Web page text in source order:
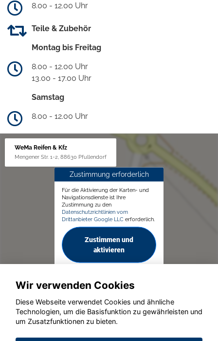
8.00 - 12.00 Uhr
Teile & Zubehör
Montag bis Freitag
8.00 - 12.00 Uhr
13.00 - 17.00 Uhr
Samstag
8.00 - 12.00 Uhr
WeMa Reifen & Kfz
Mengener Str. 1-2, 88630 Pfullendorf
Zustimmung erforderlich
Für die Aktivierung der Karten- und
Navigationsdienste ist Ihre
Zustimmung zu den
Datenschutzrichtlinien vom
Drittanbieter Google LLC erforderlich.
Zustimmen und
aktivieren
© konjunkturmotor.de GmbH 2020 - 2026
Wir verwenden Cookies
Diese Webseite verwendet Cookies und ähnliche
Technologien, um die Basisfunktion zu gewährleisten und
um Zusatzfunktionen zu bieten.